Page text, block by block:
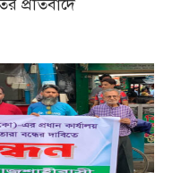
প্রতিবাদে